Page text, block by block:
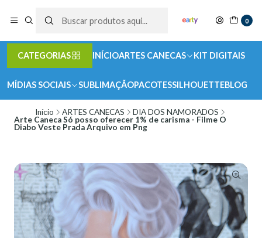
0
CATEGORIAS INÍCIOARTES CANECAS KIT DIGITAIS
MÍDIAS SOCIAIS SUBLIMAÇÃOPACOTESSILHOUETTEBLOG
Início ARTES CANECAS
DIA DOS NAMORADOS
Arte Caneca Só posso oferecer 1% de carisma - Filme O
Diabo Veste Prada Arquivo em Png